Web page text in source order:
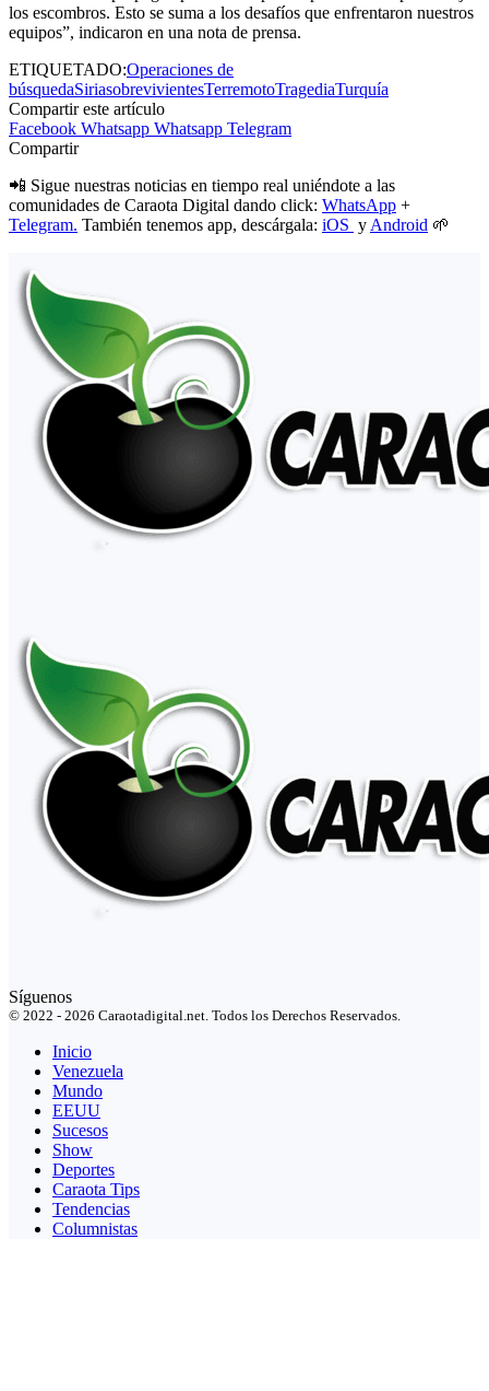
los escombros. Esto se suma a los desafíos que enfrentaron nuestros
equipos”, indicaron en una nota de prensa.
ETIQUETADO:Operaciones de
búsquedaSiriasobrevivientesTerremotoTragediaTurquía
Compartir este artículo
Facebook Whatsapp Whatsapp Telegram
Compartir
📲 Sigue nuestras noticias en tiempo real uniéndote a las
comunidades de Caraota Digital dando click: WhatsApp +
Telegram. También tenemos app, descárgala: iOS y Android 🌱
Síguenos
© 2022 - 2026 Caraotadigital.net. Todos los Derechos Reservados.
Inicio
Venezuela
Mundo
EEUU
Sucesos
Show
Deportes
Caraota Tips
Tendencias
Columnistas